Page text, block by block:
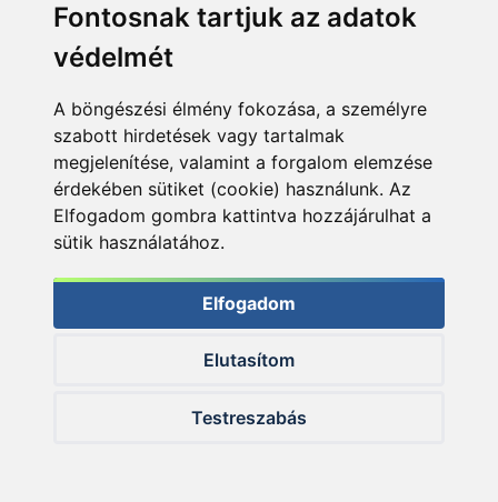
Fontosnak tartjuk az adatok
védelmét
A böngészési élmény fokozása, a személyre
szabott hirdetések vagy tartalmak
megjelenítése, valamint a forgalom elemzése
érdekében sütiket (cookie) használunk. Az
Elfogadom gombra kattintva hozzájárulhat a
sütik használatához.
Elfogadom
Elutasítom
Testreszabás
Termékösszehasonlítás
Nyitvatartás:
H-P: 8:00-17:00
Sz: 8:00 - 12:00
Telefon:
6400 Kiskunhalas, Széchenyi út 49.